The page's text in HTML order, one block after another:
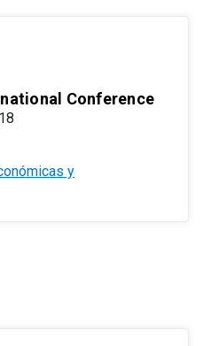
Conference
y